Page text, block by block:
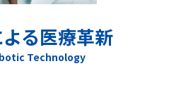
る医療革新
Technology